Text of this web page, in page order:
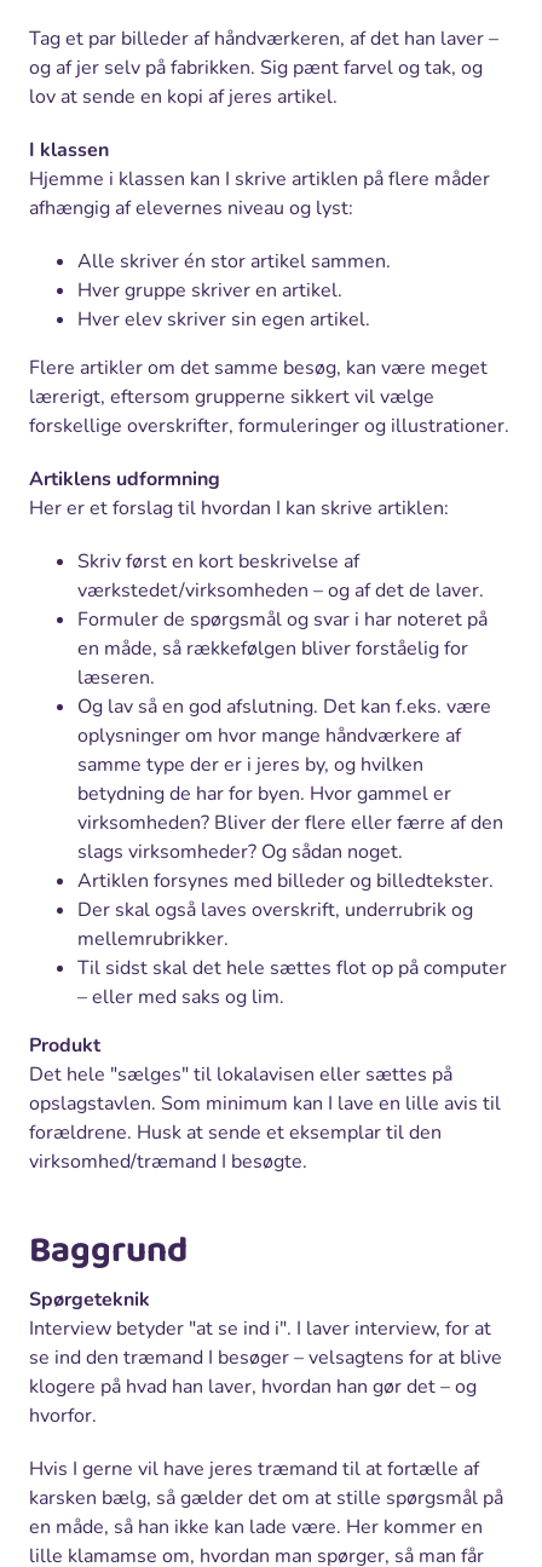
Tag et par billeder af håndværkeren, af det han laver –
og af jer selv på fabrikken. Sig pænt farvel og tak, og
lov at sende en kopi af jeres artikel.
I klassen
Hjemme i klassen kan I skrive artiklen på flere måder
afhængig af elevernes niveau og lyst:
Alle skriver én stor artikel sammen.
Hver gruppe skriver en artikel.
Hver elev skriver sin egen artikel.
Flere artikler om det samme besøg, kan være meget
lærerigt, eftersom grupperne sikkert vil vælge
forskellige overskrifter, formuleringer og illustrationer.
Artiklens udformning
Her er et forslag til hvordan I kan skrive artiklen:
Skriv først en kort beskrivelse af
værkstedet/virksomheden – og af det de laver.
Formuler de spørgsmål og svar i har noteret på
en måde, så rækkefølgen bliver forståelig for
læseren.
Og lav så en god afslutning. Det kan f.eks. være
oplysninger om hvor mange håndværkere af
samme type der er i jeres by, og hvilken
betydning de har for byen. Hvor gammel er
virksomheden? Bliver der flere eller færre af den
slags virksomheder? Og sådan noget.
Artiklen forsynes med billeder og billedtekster.
Der skal også laves overskrift, underrubrik og
mellemrubrikker.
Til sidst skal det hele sættes flot op på computer
– eller med saks og lim.
Produkt
Det hele "sælges" til lokalavisen eller sættes på
opslagstavlen. Som minimum kan I lave en lille avis til
forældrene. Husk at sende et eksemplar til den
virksomhed/træmand I besøgte.
Baggrund
Spørgeteknik
Interview betyder "at se ind i". I laver interview, for at
se ind den træmand I besøger – velsagtens for at blive
klogere på hvad han laver, hvordan han gør det – og
hvorfor.
Hvis I gerne vil have jeres træmand til at fortælle af
karsken bælg, så gælder det om at stille spørgsmål på
en måde, så han ikke kan lade være. Her kommer en
lille klamamse om, hvordan man spørger, så man får